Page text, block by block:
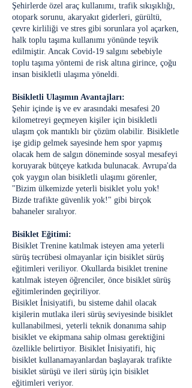
Şehirlerde özel araç kullanımı, trafik sıkışıklığı,
otopark sorunu, akaryakıt giderleri, gürültü,
çevre kirliliği ve stres gibi sorunlara yol açarken,
halk toplu taşıma kullanımı yönünde teşvik
edilmiştir. Ancak Covid-19 salgını sebebiyle
toplu taşıma yöntemi de risk altına girince, çoğu
insan bisikletli ulaşıma yöneldi.
Bisikletli Ulaşımın Avantajları:
Şehir içinde iş ve ev arasındaki mesafesi 20
kilometreyi geçmeyen kişiler için bisikletli
ulaşım çok mantıklı bir çözüm olabilir. Bisikletle
işe gidip gelmek sayesinde hem spor yapmış
olacak hem de salgın döneminde sosyal mesafeyi
koruyarak bütçeye katkıda bulunacak. Avrupa'da
çok yaygın olan bisikletli ulaşımı görenler,
"Bizim ülkemizde yeterli bisiklet yolu yok!
Bizde trafikte güvenlik yok!" gibi birçok
bahaneler sıralıyor.
Bisiklet Eğitimi:
Bisiklet Trenine katılmak isteyen ama yeterli
sürüş tecrübesi olmayanlar için bisiklet sürüş
eğitimleri veriliyor. Okullarda bisiklet trenine
katılmak isteyen öğrenciler, önce bisiklet sürüş
eğitimlerinden geçiriliyor.
Bisiklet İnisiyatifi, bu sisteme dahil olacak
kişilerin mutlaka ileri sürüş seviyesinde bisiklet
kullanabilmesi, yeterli teknik donanıma sahip
bisiklet ve ekipmana sahip olması gerektiğini
özellikle belirtiyor. Bisiklet İnisiyatifi, hiç
bisiklet kullanamayanlardan başlayarak trafikte
bisiklet sürüşü ve ileri sürüş için bisiklet
eğitimleri veriyor.